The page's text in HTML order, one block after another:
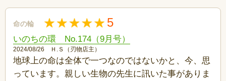
命の輪 5
いのちの環 No.174（9月号）
2024/08/26 Ｈ.Ｓ（刃物店主）
地球上の命は全体で一つなのではないかと、今、思
っています。親しい生物の先生に訊いた事がありま